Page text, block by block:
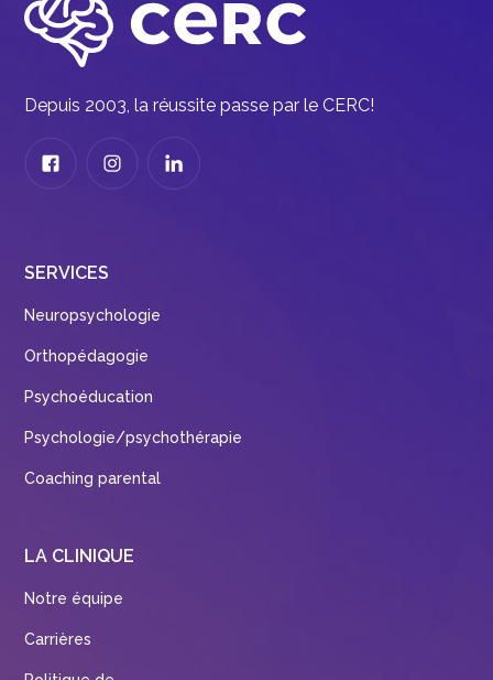
Depuis 2003, la réussite passe par le CERC!
SERVICES
Neuropsychologie
Orthopédagogie
Psychoéducation
Psychologie/psychothérapie
Coaching parental
LA CLINIQUE
Notre équipe
Carrières